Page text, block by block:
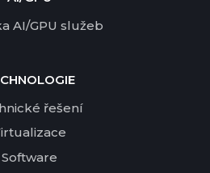
AI/GPU služeb
řešení
Software